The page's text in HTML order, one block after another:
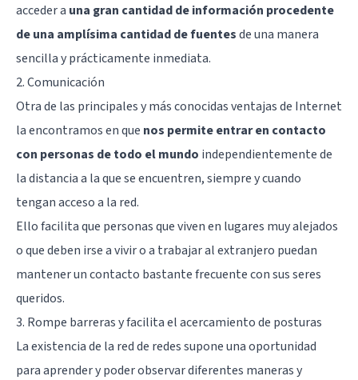
acceder a una gran cantidad de información procedente
de una amplísima cantidad de fuentesde una manera
sencilla y prácticamente inmediata.
2. Comunicación
Otra de las principales y más conocidas ventajas de Internet
la encontramos en que nos permite entrar en contacto
con personas de todo el mundo independientemente de
la distancia a la que se encuentren, siempre y cuando
tengan acceso a la red.
Ello facilita que personas que viven en lugares muy alejados
o que deben irse a vivir o a trabajar al extranjero puedan
mantener un contacto bastante frecuente con sus seres
queridos.
3. Rompe barreras y facilita el acercamiento de posturas
La existencia de la red de redes supone una oportunidad
para aprender y poder observar diferentes maneras y